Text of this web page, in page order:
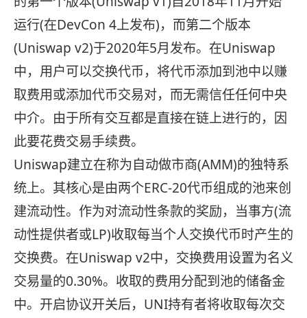
运行(在DevCon 4上发布)，而第二个版本
(Uniswap v2)于2020年5月发布。在Uniswap
中，用户可以交换代币，将代币添加到池中以赚
取费用或添加代币交易对，而无需信任任何中央
中介。由于所有交互都是直接在链上进行的，因
此要花费交易手续费。
Uniswap建立在称为自动做市商(AMM)的独特系
统上。其核心是由两个ERC-20代币组成的池来创
建流动性。作为对流动性条款的奖励，当事方(流
动性提供者或LP)收取每当个人交换代币时产生的
交换费。在Uniswap v2中，交换费用设置为名义
交易量的0.30%。收取的费用分配到池的储备金
中。开启协议开关后，UNI持有者将收取每次交